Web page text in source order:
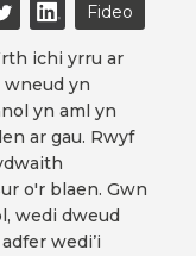
Fideo
ichi yrru ar
wneud yn
yn aml yn
ar gau. Rwyf
o'r blaen. Gwn
wedi dweud
wedi’i